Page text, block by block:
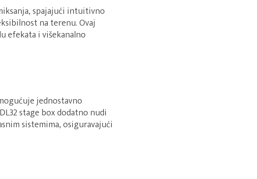
spajajući intuitivno
na terenu. Ovaj
efekata i višekanalno
jednostavno
stage box dodatno nudi
sistemima, osiguravajući